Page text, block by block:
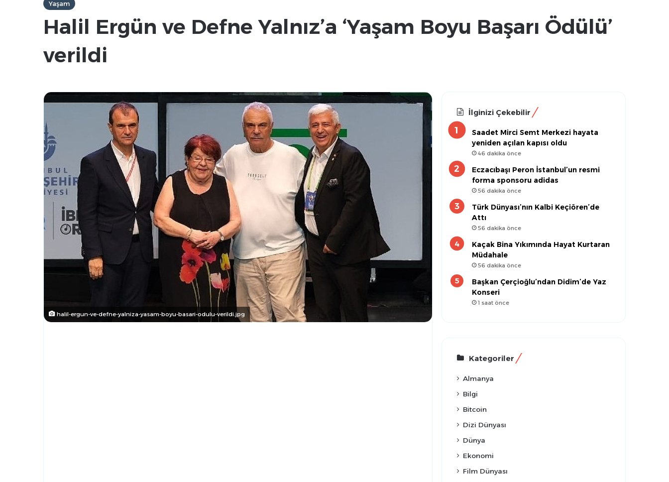
Yaşam
Halil Ergün ve Defne Yalnız’a ‘Yaşam Boyu Başarı Ödülü’
verildi
halil-ergun-ve-defne-yalniza-yasam-boyu-basari-odulu-verildi.jpg
İlginizi Çekebilir
Saadet Mirci Semt Merkezi hayata
yeniden açılan kapısı oldu
46 dakika önce
Eczacıbaşı Peron İstanbul’un resmi
forma sponsoru adidas
56 dakika önce
Türk Dünyası’nın Kalbi Keçiören’de
Attı
56 dakika önce
Kaçak Bina Yıkımında Hayat Kurtaran
Müdahale
56 dakika önce
Başkan Çerçioğlu’ndan Didim’de Yaz
Konseri
1 saat önce
Kategoriler
Almanya
Bilgi
Bitcoin
Dizi Dünyası
Dünya
Ekonomi
Film Dünyası